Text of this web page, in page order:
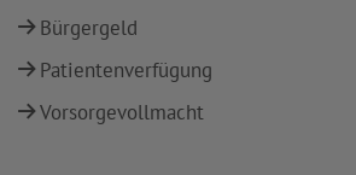
Bürgergeld
Patientenverfügung
Vorsorgevollmacht